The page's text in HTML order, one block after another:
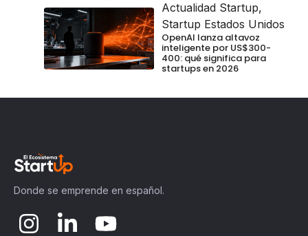
Actualidad Startup,
Startup Estados Unidos
OpenAI lanza altavoz
inteligente por US$300-
400: qué significa para
startups en 2026
Donde se emprende en español.